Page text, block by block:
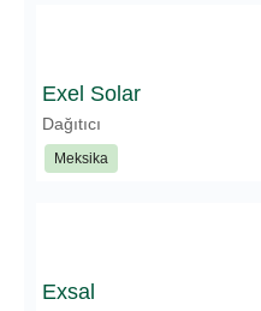
Exel Solar
Dağıtıcı
Meksika
Exsal